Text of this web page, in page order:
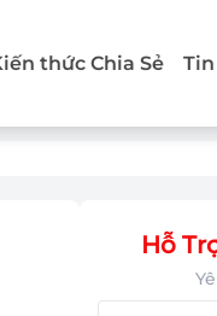
thức Chia Sẻ
Hỗ